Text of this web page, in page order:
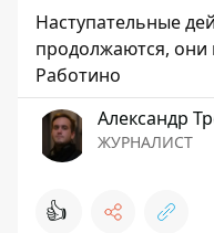
Наcтупательные
продолжаются, они
Работино
Александр
ЖУРНАЛИСТ
👍